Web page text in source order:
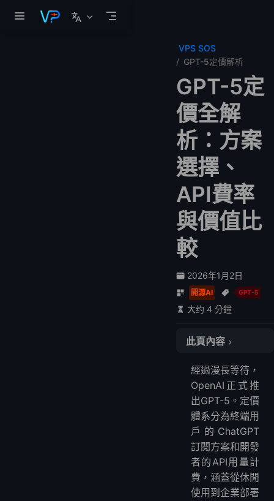
跳至主要內容
VPS SOS
GPT-5定價解析
GPT-5定
價全解
析：方案
選擇、
API費率
與價值比
較
2026年1月2日
開源AI GPT-5
大约 4 分鐘
此頁內容
2. 開發者API定價
4. 各版本性能與適用場景
5. 與前代模型及競品價格對比
6. 選擇建議
7. 性能與定價雷達圖
常見問答
經過漫長等待，
OpenAI正式推
出GPT-5。定價
體系分為終端用
戶的ChatGPT
訂閱方案和開發
者的API用量計
費，涵蓋從休閒
使用到企業部署